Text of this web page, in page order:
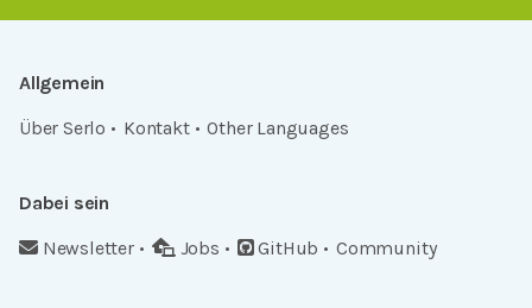
Allgemein
Über Serlo
Kontakt Other Languages
Dabei sein
Newsletter
Jobs GitHub Community